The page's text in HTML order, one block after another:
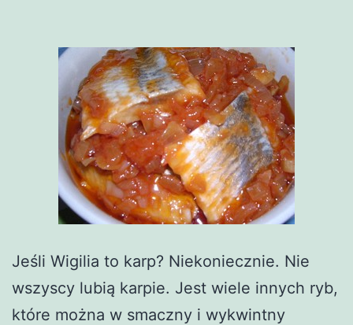
Jeśli Wigilia to karp? Niekoniecznie. Nie
wszyscy lubią karpie. Jest wiele innych ryb,
które można w smaczny i wykwintny